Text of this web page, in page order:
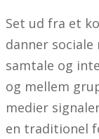
Set ud fra et
danner
samtale og
og mellem
medier
en traditionel